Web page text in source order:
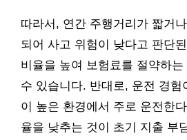
따라서, 연간 주행거리가 짧거
되어 사고 위험이 낮다고 판단
비율을 높여 보험료를 절약하
수 있습니다. 반대로, 운전 경험
이 높은 환경에서 주로 운전한
율을 낮추는 것이 초기 지출 부